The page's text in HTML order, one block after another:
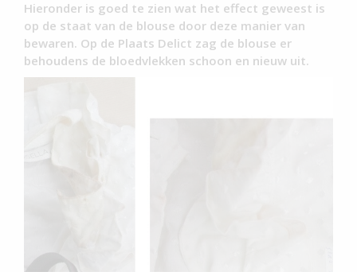
Hieronder is goed te zien wat het effect geweest is
op de staat van de blouse door deze manier van
bewaren. Op de Plaats Delict zag de blouse er
behoudens de bloedvlekken schoon en nieuw uit.